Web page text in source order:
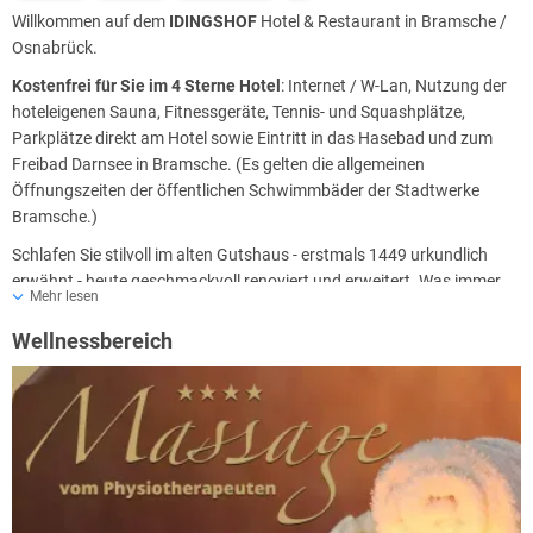
Willkommen auf dem IDINGSHOF Hotel & Restaurant in Bramsche /
Osnabrück.
Kostenfrei für Sie im 4 Sterne Hotel : Internet / W-Lan, Nutzung der
hoteleigenen Sauna, Fitnessgeräte, Tennis- und Squashplätze,
Parkplätze direkt am Hotel sowie Eintritt in das Hasebad und zum
Freibad Darnsee in Bramsche. (Es gelten die allgemeinen
Öffnungszeiten der öffentlichen Schwimmbäder der Stadtwerke
Bramsche.)
Schlafen Sie stilvoll im alten Gutshaus - erstmals 1449 urkundlich
erwähnt - heute geschmackvoll renoviert und erweitert. Was immer
Sie auf dem Herzen haben, Ihre Gastgeber kümmern sich darum.
Ganz nach dem Motto: Jemanden zu Gast zu haben, heißt für sein
Lassen Sie die Seele baumeln und genießen Sie die Ruhe bei einem
Spaziergang um den Hasesee. Der 2,4 km lange Weg direkt am
Wasser führt Sie direkt am Café am Hasesee vorbei und ist ebenfalls
eine ideale Jogging-Strecke amIDINGSHOFHotel & Restaurant
Mehr lesen
Wellnessbereich